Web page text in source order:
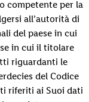
competente per la
all’autorità di
del paese in cui
in cui il titolare
riguardanti le
del Codice
riferiti ai Suoi dati